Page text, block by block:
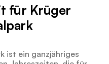
für Krüger
ist ein ganzjähriges